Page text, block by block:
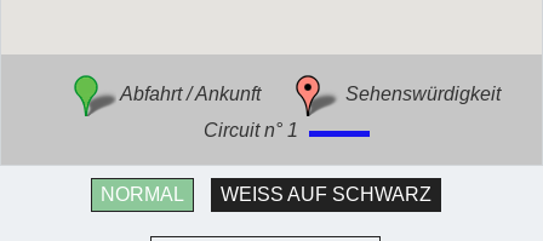
Abfahrt / Ankunft
Sehenswürdigkeit
Circuit n° 1
NORMAL WEISS AUF SCHWARZ